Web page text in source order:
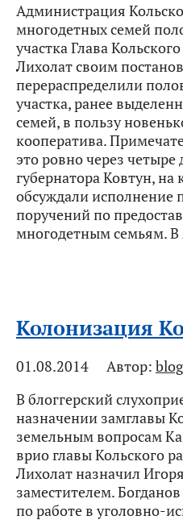
Администрация
многодетных семей
участка Глава
Лихолат своим
перераспределили
участка, ранее
семей, в пользу
кооператива.
это ровно через
губернатора Ковтун, на
обсуждали исполнение
поручений по
многодетным семьям. В
Колонизация
01.08.2014 Автор:
В блоггерский
назначении замглавы
земельным вопросам
врио главы Кольского
Лихолат назначил
заместителем.
по работе в уголовно-